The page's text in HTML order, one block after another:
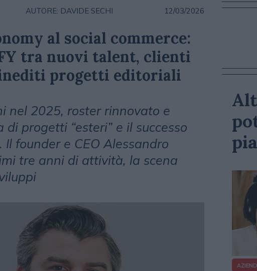
AUTORE: DAVIDE SECHI 12/03/2026
al social commerce:
tra nuovi talent, clienti
progetti editoriali
nel 2025, roster rinnovato e
progetti “esteri” e il successo
Il founder e CEO Alessandro
tre anni di attività, la scena